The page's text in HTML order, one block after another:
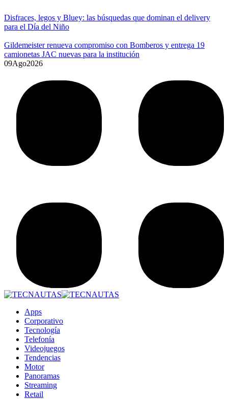
Disfraces, legos y Bluey: las búsquedas que dominan el delivery
para el Día del Niño
Gildemeister renueva compromiso con Bomberos y entrega 19
camionetas JAC nuevas para la institución
09Ago2026
Apps
Corporativo
Tecnología
Telefonía
Videojuegos
Tendencias
Motor
Panoramas
Streaming
Retail